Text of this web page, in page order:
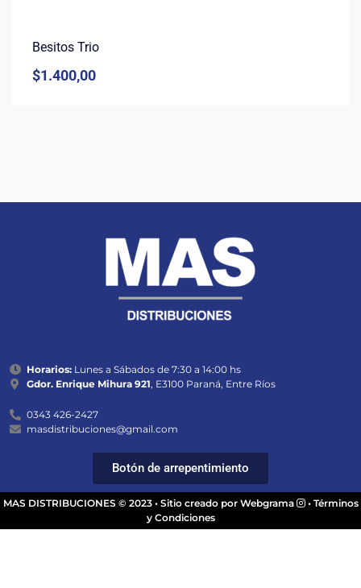
Besitos Trio
$1.400,00
Horarios:Lunes a Sábados de 7:30 a 14:00 hs
Gdor. Enrique Mihura 921, E3100 Paraná, Entre Ríos
0343 426-2427
masdistribuciones@gmail.com
Botón de arrepentimiento
MAS DISTRIBUCIONES © 2023 • Sitio creado por Webgrama • Términos
y Condiciones